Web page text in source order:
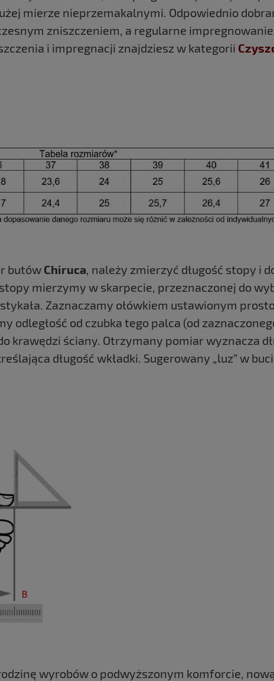
mierze nieprzemakalnymi. Odpowiednio
zniszczeniem, a regularne
i impregnacji znajdziesz w kategorii
butów Chiruca, należy zmierzyć długość stopy i
mierzymy w skarpecie, przeznaczonej do
Zaznaczamy ołówkiem ustawionym
odległość od czubka tego palca (od
krawędzi ściany. Otrzymany pomiar wyznacza
długość wkładki. Sugerowany „luz” w
wyrobów o podwyższonym komforcie,